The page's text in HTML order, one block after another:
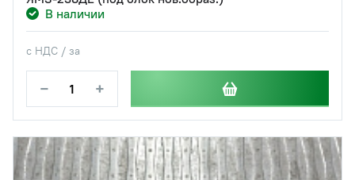
В наличии
с НДС / за
− +